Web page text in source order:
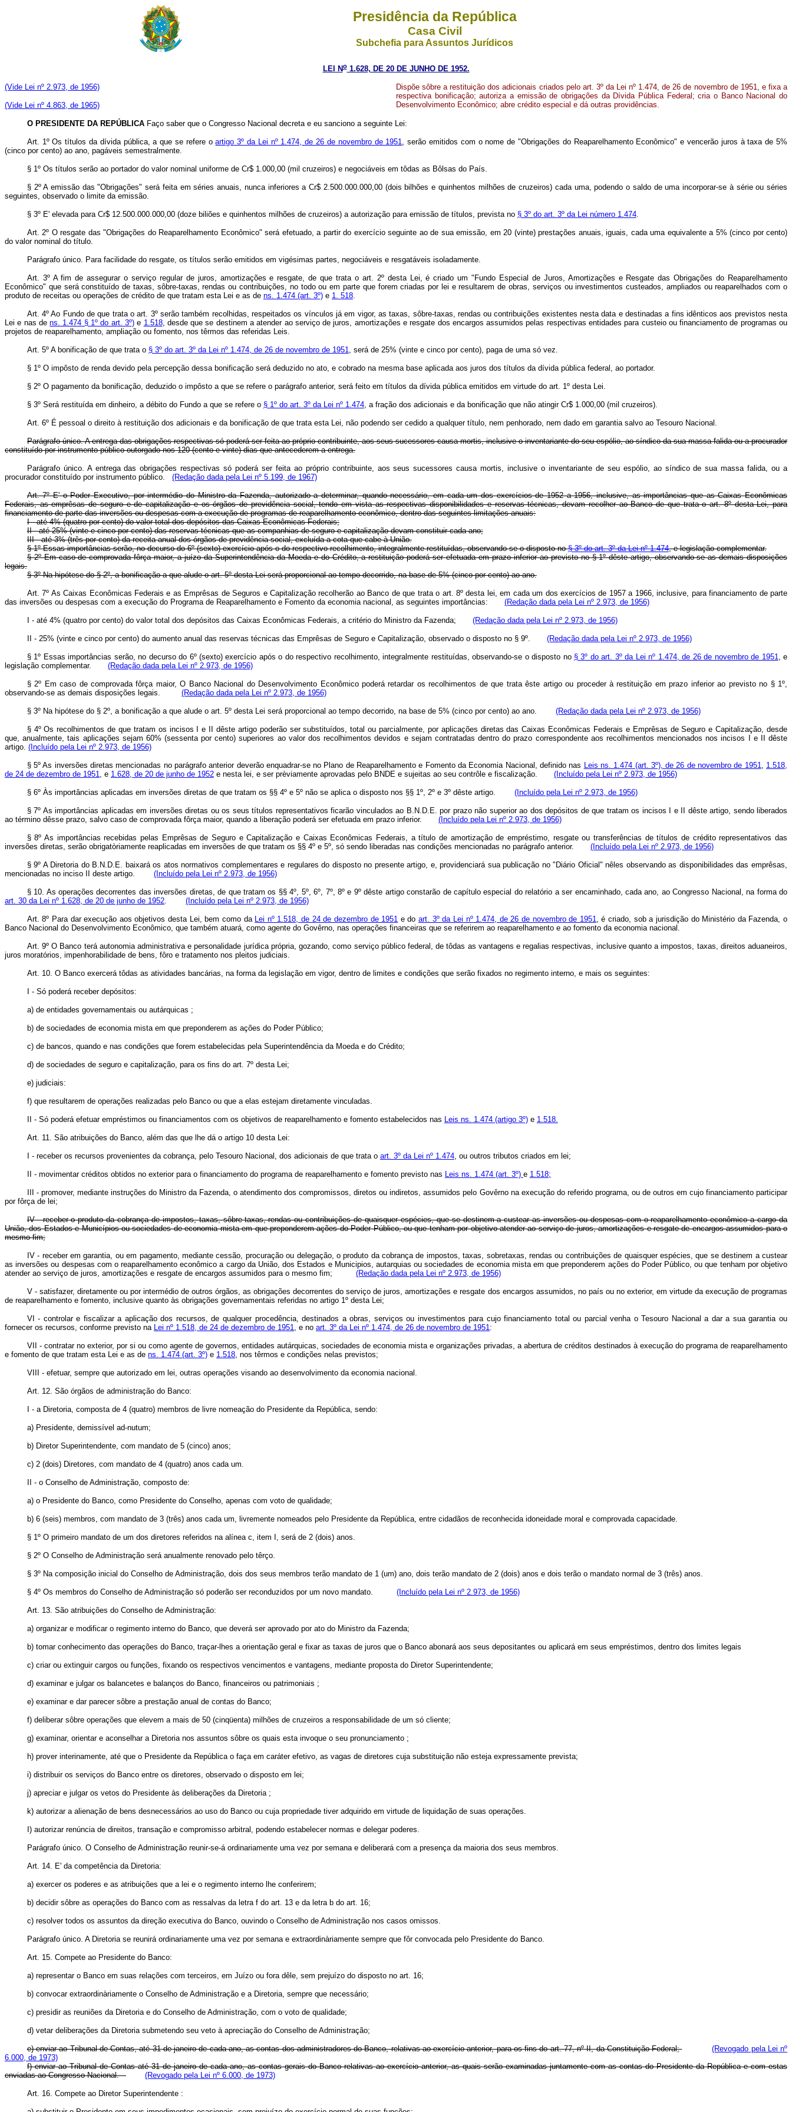
Presidência da República
Casa Civil
Subchefia para Assuntos Jurídicos
LEI No1.628, DE 20 DE JUNHO DE 1952.
(Vide Lei nº 2.973, de 1956)
(Vide Lei nº 4.863, de 1965)
Dispõe sôbre a restituição dos adicionais criados pelo art. 3º da Lei nº 1.474, de 26 de novembro de 1951, e fixa a
respectiva bonificação; autoriza a emissão de obrigações da Dívida Pública Federal; cria o Banco Nacional do
Desenvolvimento Econômico; abre crédito especial e dá outras providências.
O PRESIDENTE DA REPÚBLICA Faço saber que o Congresso Nacional decreta e eu sanciono a seguinte Lei:
Art. 1º Os títulos da dívida pública, a que se refere oartigo 3º da Lei nº 1.474, de 26 de novembro de 1951, serão emitidos com o nome de "Obrigações do Reaparelhamento Econômico" e vencerão juros à taxa de 5%
(cinco por cento) ao ano, pagáveis semestralmente.
§ 1º Os títulos serão ao portador do valor nominal uniforme de Cr$ 1.000,00 (mil cruzeiros) e negociáveis em tôdas as Bôlsas do País.
§ 2º A emissão das "Obrigações" será feita em séries anuais, nunca inferiores a Cr$ 2.500.000.000,00 (dois bilhões e quinhentos milhões de cruzeiros) cada uma, podendo o saldo de uma incorporar-se à série ou séries
seguintes, observado o limite da emissão.
§ 3º E' elevada para Cr$ 12.500.000.000,00 (doze biliões e quinhentos milhões de cruzeiros) a autorização para emissão de títulos, prevista no § 3º do art. 3º da Lei número 1.474.
Art. 2º O resgate das "Obrigações do Reaparelhamento Econômico" será efetuado, a partir do exercício seguinte ao de sua emissão, em 20 (vinte) prestações anuais, iguais, cada uma equivalente a 5% (cinco por cento)
do valor nominal do título.
Parágrafo único. Para facilidade do resgate, os títulos serão emitidos em vigésimas partes, negociáveis e resgatáveis isoladamente.
Art. 3º A fim de assegurar o serviço regular de juros, amortizações e resgate, de que trata o art. 2º desta Lei, é criado um "Fundo Especial de Juros, Amortizações e Resgate das Obrigações do Reaparelhamento
Econômico" que será constituído de taxas, sôbre-taxas, rendas ou contribuições, no todo ou em parte que forem criadas por lei e resultarem de obras, serviços ou investimentos custeados, ampliados ou reaparelhados com o
produto de receitas ou operações de crédito de que tratam esta Lei e as de ns. 1.474 (art. 3º) e 1. 518.
Art. 4º Ao Fundo de que trata o art. 3º serão também recolhidas, respeitados os vínculos já em vigor, as taxas, sôbre-taxas, rendas ou contribuições existentes nesta data e destinadas a fins idênticos aos previstos nesta
Lei e nas dens. 1.474 § 1º do art. 3º)e 1.518, desde que se destinem a atender ao serviço de juros, amortizações e resgate dos encargos assumidos pelas respectivas entidades para custeio ou financiamento de programas ou
projetos de reaparelhamento, ampliação ou fomento, nos têrmos das referidas Leis.
Art. 5º A bonificação de que trata o § 3º do art. 3º da Lei nº 1.474, de 26 de novembro de 1951, será de 25% (vinte e cinco por cento), paga de uma só vez.
§ 1º O impôsto de renda devido pela percepção dessa bonificação será deduzido no ato, e cobrado na mesma base aplicada aos juros dos títulos da dívida pública federal, ao portador.
§ 2º O pagamento da bonificação, deduzido o impôsto a que se refere o parágrafo anterior, será feito em títulos da dívida pública emitidos em virtude do art. 1º desta Lei.
§ 3º Será restituída em dinheiro, a débito do Fundo a que se refere o § 1º do art. 3º da Lei nº 1.474, a fração dos adicionais e da bonificação que não atingir Cr$ 1.000,00 (mil cruzeiros).
Art. 6º É pessoal o direito à restituição dos adicionais e da bonificação de que trata esta Lei, não podendo ser cedido a qualquer título, nem penhorado, nem dado em garantia salvo ao Tesouro Nacional.
Parágrafo único. A entrega das obrigações respectivas só poderá ser feita ao próprio contribuinte, aos seus sucessores causa-mortis, inclusive o inventariante do seu espólio, ao síndico da sua massa falida ou a procurador
constituído por instrumento público outorgado nos 120 (cento e vinte) dias que antecederem a entrega.
Parágrafo único. A entrega das obrigações respectivas só poderá ser feita ao próprio contribuinte, aos seus sucessores causa mortis, inclusive o inventariante de seu espólio, ao síndico de sua massa falida, ou a
procurador constituído por instrumento público. (Redação dada pela Lei nº 5.199, de 1967)
Art. 7º E' o Poder Executivo, por intermédio do Ministro da Fazenda, autorizado a determinar, quando necessário, em cada um dos exercícios de 1952 a 1956, inclusive, as importâncias que as Caixas Econômicas
Federais, as emprêsas de seguro e de capitalização e os órgãos de previdência social, tendo em vista as respectivas disponibilidades e reservas técnicas, devam recolher ao Banco de que trata o art. 8º desta Lei, para
financiamento de parte das inversões ou despesas com a execução de programas de reaparelhamento econômico, dentro das seguintes limitações anuais:
I - até 4% (quatro por cento) do valor total dos depósitos das Caixas Econômicas Federais;
II - até 25% (vinte e cinco por cento) das reservas técnicas que as companhias de seguro e capitalização devam constituir cada ano;
III - até 3% (três por cento) da receita anual dos órgãos de previdência social, excluída a cota que cabe à União.
§ 1º Essas importâncias serão, no decurso do 6º (sexto) exercício após o do respectivo recolhimento, integralmente restituídas, observando-se o disposto no§ 3º do art. 3º da Lei nº 1.474, e legislação complementar.
§ 2º Em caso de comprovada fôrça maior, a juízo da Superintendência da Moeda e do Crédito, a restituição poderá ser efetuada em prazo inferior ao previsto no § 1º dêste artigo, observando-se as demais disposições
legais.
§ 3º Na hipótese do § 2º, a bonificação a que alude o art. 5º desta Lei será proporcional ao tempo decorrido, na base de 5% (cinco por cento) ao ano.
Art. 7º As Caixas Econômicas Federais e as Emprêsas de Seguros e Capitalização recolherão ao Banco de que trata o art. 8º desta lei, em cada um dos exercícios de 1957 a 1966, inclusive, para financiamento de parte
das inversões ou despesas com a execução do Programa de Reaparelhamento e Fomento da economia nacional, as seguintes importâncias: (Redação dada pela Lei nº 2.973, de 1956)
I - até 4% (quatro por cento) do valor total dos depósitos das Caixas Econômicas Federais, a critério do Ministro da Fazenda; (Redação dada pela Lei nº 2.973, de 1956)
II - 25% (vinte e cinco por cento) do aumento anual das reservas técnicas das Emprêsas de Seguro e Capitalização, observado o disposto no § 9º. (Redação dada pela Lei nº 2.973, de 1956)
§ 1º Essas importâncias serão, no decurso do 6º (sexto) exercício após o do respectivo recolhimento, integralmente restituídas, observando-se o disposto no § 3º do art. 3º da Lei nº 1.474, de 26 de novembro de 1951, e
legislação complementar. (Redação dada pela Lei nº 2.973, de 1956)
§ 2º Em caso de comprovada fôrça maior, O Banco Nacional do Desenvolvimento Econômico poderá retardar os recolhimentos de que trata êste artigo ou proceder à restituição em prazo inferior ao previsto no § 1º,
observando-se as demais disposições legais. (Redação dada pela Lei nº 2.973, de 1956)
§ 3º Na hipótese do § 2º, a bonificação a que alude o art. 5º desta Lei será proporcional ao tempo decorrido, na base de 5% (cinco por cento) ao ano. (Redação dada pela Lei nº 2.973, de 1956)
§ 4º Os recolhimentos de que tratam os incisos I e II dêste artigo poderão ser substituídos, total ou parcialmente, por aplicações diretas das Caixas Econômicas Federais e Emprêsas de Seguro e Capitalização, desde
que, anualmente, tais aplicações sejam 60% (sessenta por cento) superiores ao valor dos recolhimentos devidos e sejam contratadas dentro do prazo correspondente aos recolhimentos mencionados nos incisos I e II dêste
artigo. (Incluído pela Lei nº 2.973, de 1956)
§ 5º As inversões diretas mencionadas no parágrafo anterior deverão enquadrar-se no Plano de Reaparelhamento e Fomento da Economia Nacional, definido nas Leis ns. 1.474 (art. 3º), de 26 de novembro de 1951, 1.518,
de 24 de dezembro de 1951, e 1.628, de 20 de junho de 1952 e nesta lei, e ser prèviamente aprovadas pelo BNDE e sujeitas ao seu contrôle e fiscalização. (Incluído pela Lei nº 2.973, de 1956)
§ 6º Às importâncias aplicadas em inversões diretas de que tratam os §§ 4º e 5º não se aplica o disposto nos §§ 1º, 2º e 3º dêste artigo. (Incluído pela Lei nº 2.973, de 1956)
§ 7º As importâncias aplicadas em inversões diretas ou os seus títulos representativos ficarão vinculados ao B.N.D.E. por prazo não superior ao dos depósitos de que tratam os incisos I e II dêste artigo, sendo liberados
ao término dêsse prazo, salvo caso de comprovada fôrça maior, quando a liberação poderá ser efetuada em prazo inferior. (Incluído pela Lei nº 2.973, de 1956)
§ 8º As importâncias recebidas pelas Emprêsas de Seguro e Capitalização e Caixas Econômicas Federais, a título de amortização de empréstimo, resgate ou transferências de títulos de crédito representativos das
inversões diretas, serão obrigatòriamente reaplicadas em inversões de que tratam os §§ 4º e 5º, só sendo liberadas nas condições mencionadas no parágrafo anterior. (Incluído pela Lei nº 2.973, de 1956)
§ 9º A Diretoria do B.N.D.E. baixará os atos normativos complementares e regulares do disposto no presente artigo, e, providenciará sua publicação no "Diário Oficial" nêles observando as disponibilidades das emprêsas,
mencionadas no inciso II deste artigo. (Incluído pela Lei nº 2.973, de 1956)
§ 10. As operações decorrentes das inversões diretas, de que tratam os §§ 4º, 5º, 6º, 7º, 8º e 9º dêste artigo constarão de capítulo especial do relatório a ser encaminhado, cada ano, ao Congresso Nacional, na forma do
art. 30 da Lei nº 1.628, de 20 de junho de 1952. (Incluído pela Lei nº 2.973, de 1956)
Art. 8º Para dar execução aos objetivos desta Lei, bem como da Lei nº 1.518, de 24 de dezembro de 1951 e doart. 3º da Lei nº 1.474, de 26 de novembro de 1951, é criado, sob a jurisdição do Ministério da Fazenda, o
Banco Nacional do Desenvolvimento Econômico, que também atuará, como agente do Govêrno, nas operações financeiras que se referirem ao reaparelhamento e ao fomento da economia nacional.
Art. 9º O Banco terá autonomia administrativa e personalidade jurídica própria, gozando, como serviço público federal, de tôdas as vantagens e regalias respectivas, inclusive quanto a impostos, taxas, direitos aduaneiros,
juros moratórios, impenhorabilidade de bens, fôro e tratamento nos pleitos judiciais.
Art. 10. O Banco exercerá tôdas as atividades bancárias, na forma da legislação em vigor, dentro de limites e condições que serão fixados no regimento interno, e mais os seguintes:
I - Só poderá receber depósitos:
a) de entidades governamentais ou autárquicas ;
b) de sociedades de economia mista em que preponderem as ações do Poder Público;
c) de bancos, quando e nas condições que forem estabelecidas pela Superintendência da Moeda e do Crédito;
d) de sociedades de seguro e capitalização, para os fins do art. 7º desta Lei;
e) judiciais:
f) que resultarem de operações realizadas pelo Banco ou que a elas estejam diretamente vinculadas.
II - Só poderá efetuar empréstimos ou financiamentos com os objetivos de reaparelhamento e fomento estabelecidos nas Leis ns. 1.474 (artigo 3º)e 1.518.
Art. 11. São atribuições do Banco, além das que lhe dá o artigo 10 desta Lei:
I - receber os recursos provenientes da cobrança, pelo Tesouro Nacional, dos adicionais de que trata o art. 3º da Lei nº 1.474, ou outros tributos criados em lei;
II - movimentar créditos obtidos no exterior para o financiamento do programa de reaparelhamento e fomento previsto nas Leis ns. 1.474 (art. 3º) e 1.518;
III - promover, mediante instruções do Ministro da Fazenda, o atendimento dos compromissos, diretos ou indiretos, assumidos pelo Govêrno na execução do referido programa, ou de outros em cujo financiamento participar
por fôrça de lei;
IV - receber o produto da cobrança de impostos, taxas, sôbre-taxas, rendas ou contribuições de quaisquer espécies, que se destinem a custear as inversões ou despesas com o reaparelhamento econômico a cargo da
União, dos Estados e Municípios ou sociedades de economia mista em que preponderem ações do Poder Público, ou que tenham por objetivo atender ao serviço de juros, amortizações e resgate de encargos assumidos para o
mesmo fim;
IV - receber em garantia, ou em pagamento, mediante cessão, procuração ou delegação, o produto da cobrança de impostos, taxas, sobretaxas, rendas ou contribuições de quaisquer espécies, que se destinem a custear
as inversões ou despesas com o reaparelhamento econômico a cargo da União, dos Estados e Municipios, autarquias ou sociedades de economia mista em que preponderem ações do Poder Público, ou que tenham por objetivo
atender ao serviço de juros, amortizações e resgate de encargos assumidos para o mesmo fim; (Redação dada pela Lei nº 2.973, de 1956)
V - satisfazer, diretamente ou por intermédio de outros órgãos, as obrigações decorrentes do serviço de juros, amortizações e resgate dos encargos assumidos, no país ou no exterior, em virtude da execução de programas
de reaparelhamento e fomento, inclusive quanto às obrigações governamentais referidas no artigo 1º desta Lei;
VI - controlar e fiscalizar a aplicação dos recursos, de qualquer procedência, destinados a obras, serviços ou investimentos para cujo financiamento total ou parcial venha o Tesouro Nacional a dar a sua garantia ou
fornecer os recursos, conforme previsto na Lei nº 1.518, de 24 de dezembro de 1951, e no art. 3º da Lei nº 1.474, de 26 de novembro de 1951:
VII - contratar no exterior, por si ou como agente de governos, entidades autárquicas, sociedades de economia mista e organizações privadas, a abertura de créditos destinados à execução do programa de reaparelhamento
e fomento de que tratam esta Lei e as de ns. 1.474 (art. 3º) e 1.518, nos têrmos e condições nelas previstos;
VIII - efetuar, sempre que autorizado em lei, outras operações visando ao desenvolvimento da economia nacional.
Art. 12. São órgãos de administração do Banco:
I - a Diretoria, composta de 4 (quatro) membros de livre nomeação do Presidente da República, sendo:
a) Presidente, demissível ad-nutum;
b) Diretor Superintendente, com mandato de 5 (cinco) anos;
c) 2 (dois) Diretores, com mandato de 4 (quatro) anos cada um.
II - o Conselho de Administração, composto de:
a) o Presidente do Banco, como Presidente do Conselho, apenas com voto de qualidade;
b) 6 (seis) membros, com mandato de 3 (três) anos cada um, livremente nomeados pelo Presidente da República, entre cidadãos de reconhecida idoneidade moral e comprovada capacidade.
§ 1º O primeiro mandato de um dos diretores referidos na alínea c, item I, será de 2 (dois) anos.
§ 2º O Conselho de Administração será anualmente renovado pelo têrço.
§ 3º Na composição inicial do Conselho de Administração, dois dos seus membros terão mandato de 1 (um) ano, dois terão mandato de 2 (dois) anos e dois terão o mandato normal de 3 (três) anos.
§ 4º Os membros do Conselho de Administração só poderão ser reconduzidos por um novo mandato. (Incluído pela Lei nº 2.973, de 1956)
Art. 13. São atribuições do Conselho de Administração:
a) organizar e modificar o regimento interno do Banco, que deverá ser aprovado por ato do Ministro da Fazenda;
b) tomar conhecimento das operações do Banco, traçar-lhes a orientação geral e fixar as taxas de juros que o Banco abonará aos seus depositantes ou aplicará em seus empréstimos, dentro dos limites legais
c) criar ou extinguir cargos ou funções, fixando os respectivos vencimentos e vantagens, mediante proposta do Diretor Superintendente;
d) examinar e julgar os balancetes e balanços do Banco, financeiros ou patrimoniais ;
e) examinar e dar parecer sôbre a prestação anual de contas do Banco;
f) deliberar sôbre operações que elevem a mais de 50 (cinqüenta) milhões de cruzeiros a responsabilidade de um só cliente;
g) examinar, orientar e aconselhar a Diretoria nos assuntos sôbre os quais esta invoque o seu pronunciamento ;
h) prover interinamente, até que o Presidente da República o faça em caráter efetivo, as vagas de diretores cuja substituição não esteja expressamente prevista;
i) distribuir os serviços do Banco entre os diretores, observado o disposto em lei;
j) apreciar e julgar os vetos do Presidente às deliberações da Diretoria ;
k) autorizar a alienação de bens desnecessários ao uso do Banco ou cuja propriedade tiver adquirido em virtude de liquidação de suas operações.
I) autorizar renúncia de direitos, transação e compromisso arbitral, podendo estabelecer normas e delegar poderes.
Parágrafo único. O Conselho de Administração reunir-se-á ordinariamente uma vez por semana e deliberará com a presença da maioria dos seus membros.
Art. 14. E' da competência da Diretoria:
a) exercer os poderes e as atribuições que a lei e o regimento interno lhe conferirem;
b) decidir sôbre as operações do Banco com as ressalvas da letra f do art. 13 e da letra b do art. 16;
c) resolver todos os assuntos da direção executiva do Banco, ouvindo o Conselho de Administração nos casos omissos.
Parágrafo único. A Diretoria se reunirá ordinariamente uma vez por semana e extraordinàriamente sempre que fôr convocada pelo Presidente do Banco.
Art. 15. Compete ao Presidente do Banco:
a) representar o Banco em suas relações com terceiros, em Juízo ou fora dêle, sem prejuízo do disposto no art. 16;
b) convocar extraordinàriamente o Conselho de Administração e a Diretoria, sempre que necessário;
c) presidir as reuniões da Diretoria e do Conselho de Administração, com o voto de qualidade;
d) vetar deliberações da Diretoria submetendo seu veto à apreciação do Conselho de Administração;
e) enviar ao Tribunal de Contas, até 31 de janeiro de cada ano, as contas dos administradores do Banco, relativas ao exercício anterior, para os fins do art. 77, nº II, da Constituição Federal;
(Revogado pela Lei nº
6.000, de 1973)
f) enviar ao Tribunal de Contas até 31 de janeiro de cada ano, as contas gerais do Banco relativas ao exercício anterior, as quais serão examinadas juntamente com as contas do Presidente da República e com estas
enviadas ao Congresso Nacional.
(Revogado pela Lei nº 6.000, de 1973)
Art. 16. Compete ao Diretor Superintendente :